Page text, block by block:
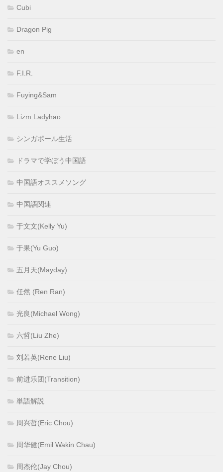
Cubi
Dragon Pig
en
F.I.R.
Fuying&Sam
Lizm Ladyhao
シンガポール生活
ドラマで学ぼう中国語
中国語オススメソング
中国語関連
于文文(Kelly Yu)
于果(Yu Guo)
五月天(Mayday)
任然 (Ren Ran)
光良(Michael Wong)
六哲(Liu Zhe)
刘若英(Rene Liu)
前进乐团(Transition)
単語解説
周兴哲(Eric Chou)
周华健(Emil Wakin Chau)
周杰伦(Jay Chou)